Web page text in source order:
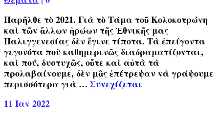
Παρῆλθε τὸ 2021. Γιὰ τὸ Τάμα τοῦ Κολοκοτρώνη
καὶ τῶν ἄλλων ἡρώων τῆς Ἐθνικῆς μας
Παλιγγενεσίας δὲν ἔγινε τίποτα. Τὰ ἐπείγοντα
γεγονότα ποὺ καθημερινῶς διαδραματίζονται,
καὶ πού, δυστυχῶς, οὔτε καὶ αὐτὰ τὰ
προλαβαίνουμε, δὲν μᾶς ἐπέτρεψαν νὰ γράψουμε
περισσότερα γιὰ … Συνεχίζεται
11 Ιαν 2022